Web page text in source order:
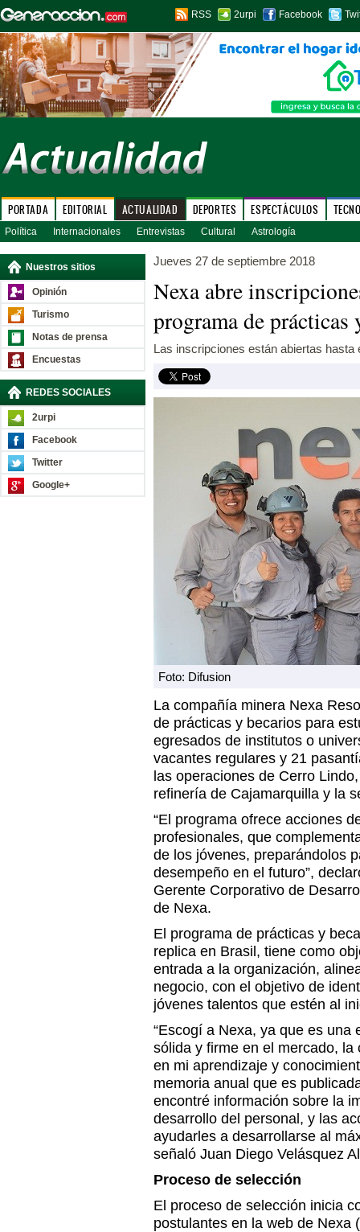
RSS 2urpi Facebook
PORTADA EDITORIAL ACTUALIDAD DEPORTES ESPECTÁCULOS
Política Internacionales Entrevistas Cultural Astrología
Nuestros sitios
Opinión
Turismo
Notas de prensa
Encuestas
REDES SOCIALES
2urpi
Facebook
Twitter
Google+
Jueves 27 de septiembre 2018
Nexa abre
programa de prácticas
Las inscripciones están abiertas hasta
Foto: Difusion
La compañía minera Nexa
de prácticas y becarios para
egresados de institutos o
vacantes regulares y 21
las operaciones de Cerro
refinería de Cajamarquilla y la
“El programa ofrece acciones
profesionales, que
de los jóvenes, preparándolos
desempeño en el futuro”,
Gerente Corporativo de
de Nexa.
El programa de prácticas y
replica en Brasil, tiene como
entrada a la organización,
negocio, con el objetivo de
jóvenes talentos que estén al
“Escogí a Nexa, ya que es una
sólida y firme en el mercado,
en mi aprendizaje y
memoria anual que es
encontré información sobre la
desarrollo del personal, y las
ayudarles a desarrollarse al
señaló Juan Diego Velásquez
Proceso de selección
El proceso de selección inicia
postulantes en la web de Nexa (